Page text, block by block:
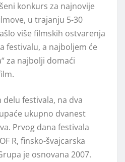
konkurs za najnovije
u trajanju 5-30
više filmskih ostvarenja
festivalu, a najboljem će
za najbolji domaći
festivala, na dva
ukupno dvanest
Prvog dana festivala
R, finsko-švajcarska
je osnovana 2007.